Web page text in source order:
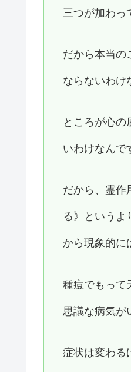
三つが加わっ
だから本当の
ならないわけ
ところが心
いわけなんで
だから、霊作
る》というよ
から現象的に
種痘でもって
思議な病気が
症状は変わる